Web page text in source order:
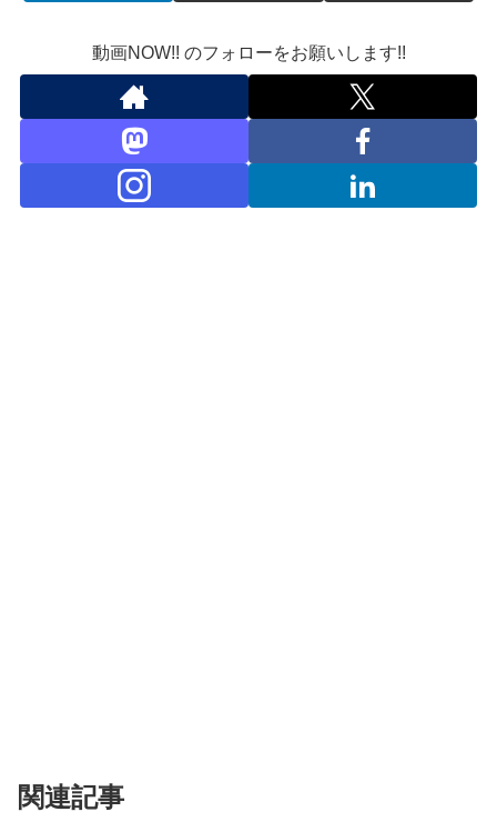
動画NOW!! のフォローをお願いします!!
関連記事